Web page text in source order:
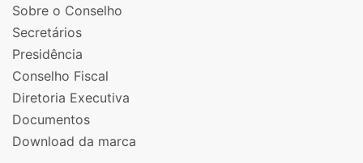
Sobre o Conselho
Secretários
Presidência
Conselho Fiscal
Diretoria Executiva
Documentos
Download da marca